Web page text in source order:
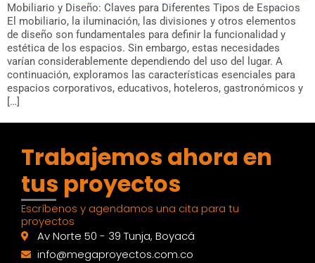
Mobiliario y Diseño: Claves para Diferentes Tipos de Espacios
El mobiliario, la iluminación, las divisiones y otros elementos
de diseño son fundamentales para definir la funcionalidad y
estética de los espacios. Sin embargo, estas necesidades
varían considerablemente dependiendo del uso del lugar. A
continuación, exploramos las características esenciales para
espacios corporativos, educativos, hoteleros, gastronómicos y
[…]
Trabajemos ahora en
tus proyectos
Escríbenos y agendamos una cita para tu
proyectos
Av Norte 50 - 39 Tunja, Boyacá
info@megaproyectos.com.co